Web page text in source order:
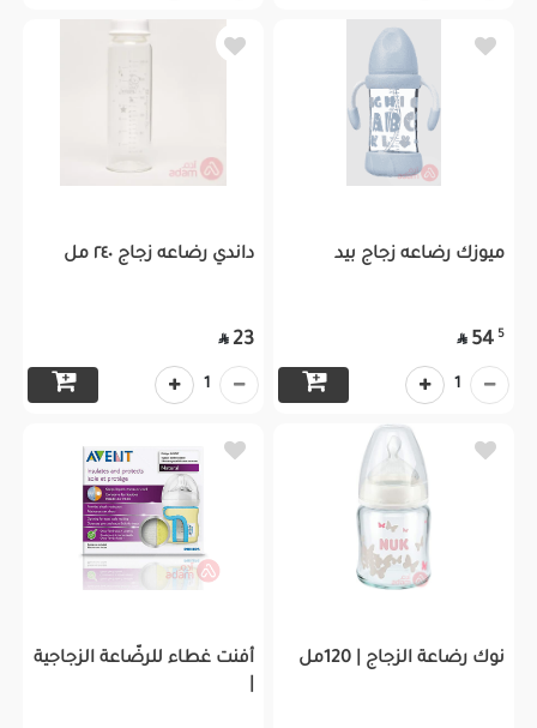
ميوزك رضاعه زجاج بيد
5
54

1
داندي رضاعه زجاج ٢٤٠ مل
23

1
نوك رضاعة الزجاج | 120مل
أفنت غطاء للرضّاعة الزجاجية